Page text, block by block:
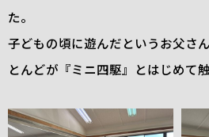
た。
子どもの頃に遊んだというお父さ
とんどが『ミニ四駆』とはじめて